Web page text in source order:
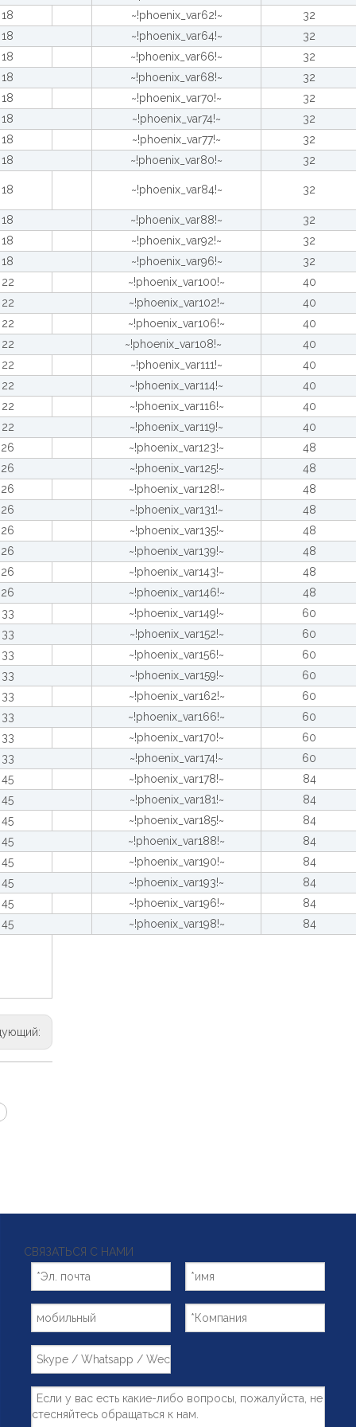
18 ~!phoenix_var62!~
32
18 ~!phoenix_var64!~
32
18 ~!phoenix_var66!~
32
18 ~!phoenix_var68!~
32
18 ~!phoenix_var70!~
32
18 ~!phoenix_var74!~
32
18 ~!phoenix_var77!~
32
18 ~!phoenix_var80!~ 32
18 ~!phoenix_var84!~ 32
18 ~!phoenix_var88!~
32
18 ~!phoenix_var92!~
32
18 ~!phoenix_var96!~
32
22 ~!phoenix_var100!~
40
22 ~!phoenix_var102!~
40
22 ~!phoenix_var106!~
40
22 ~!phoenix_var108!~
40
22 ~!phoenix_var111!~
40
22 ~!phoenix_var114!~
40
22 ~!phoenix_var116!~
40
22 ~!phoenix_var119!~
40
26 ~!phoenix_var123!~
48
26 ~!phoenix_var125!~
48
26 ~!phoenix_var128!~
48
26 ~!phoenix_var131!~
48
26 ~!phoenix_var135!~
48
26 ~!phoenix_var139!~
48
26 ~!phoenix_var143!~
48
26 ~!phoenix_var146!~
48
33 ~!phoenix_var149!~
60
33 ~!phoenix_var152!~
60
33 ~!phoenix_var156!~
60
33 ~!phoenix_var159!~
60
33 ~!phoenix_var162!~
60
33 ~!phoenix_var166!~
60
33 ~!phoenix_var170!~
60
33 ~!phoenix_var174!~
60
45 ~!phoenix_var178!~
84
45 ~!phoenix_var181!~
84
45 ~!phoenix_var185!~
84
45 ~!phoenix_var188!~
84
45 ~!phoenix_var190!~
84
45 ~!phoenix_var193!~
84
45 ~!phoenix_var196!~
84
45 ~!phoenix_var198!~ 84
СВЯЗАТЬСЯ С НАМИ